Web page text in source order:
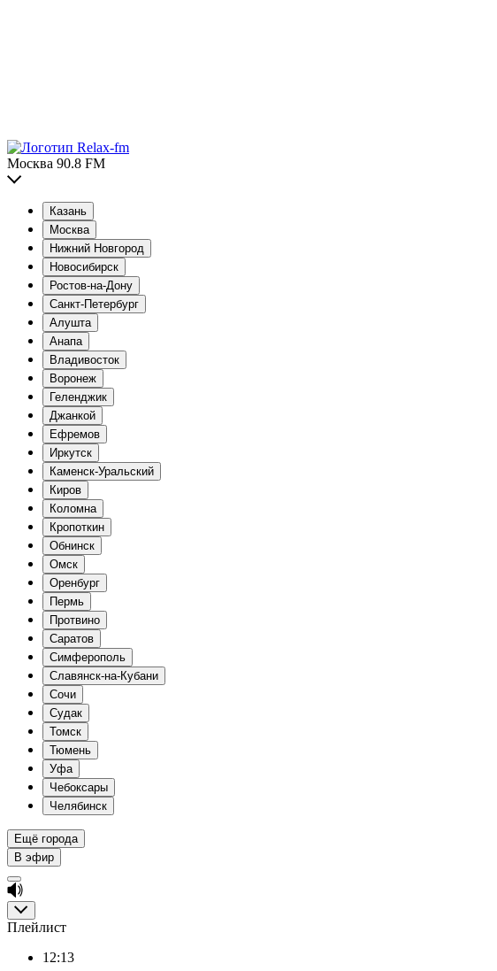
Москва 90.8 FM
Казань
Москва
Нижний Новгород
Новосибирск
Ростов-на-Дону
Санкт-Петербург
Алушта
Анапа
Владивосток
Воронеж
Геленджик
Джанкой
Ефремов
Иркутск
Каменск-Уральский
Киров
Коломна
Кропоткин
Обнинск
Омск
Оренбург
Пермь
Протвино
Саратов
Симферополь
Славянск-на-Кубани
Сочи
Судак
Томск
Тюмень
Уфа
Чебоксары
Челябинск
Ещё города
В эфир
Плейлист
12:13